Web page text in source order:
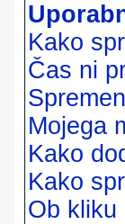
Kako
Čas ni
Mojega
Kako
Kako
Ob kliku